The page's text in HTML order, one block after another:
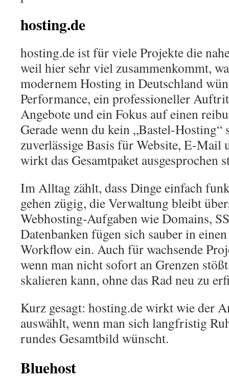
hosting.de
hosting.de ist für viele Projekte die
weil hier sehr viel zusammenkommt,
modernem Hosting in Deutschland
Performance, ein professioneller
Angebote und ein Fokus auf einen
Gerade wenn du kein „Bastel-Hosting“
zuverlässige Basis für Website, E-Mail
wirkt das Gesamtpaket ausgesprochen
Im Alltag zählt, dass Dinge einfach
gehen zügig, die Verwaltung bleibt
Webhosting-Aufgaben wie Domains,
Datenbanken fügen sich sauber in
Workflow ein. Auch für wachsende
wenn man nicht sofort an Grenzen
skalieren kann, ohne das Rad neu zu
Kurz gesagt: hosting.de wirkt wie der
auswählt, wenn man sich langfristig
rundes Gesamtbild wünscht.
Bluehost